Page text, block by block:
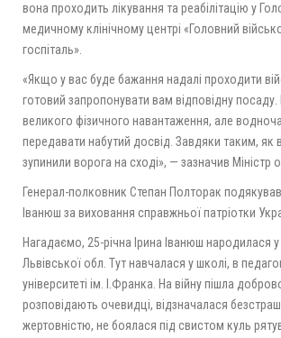
вона проходить лікування та реабілітацію у
медичному клінічному центрі «Головний
госпіталь».
«Якщо у вас буде бажання надалі проходити
готовий запропонувати вам відповідну посаду.
великого фізичного навантаження, але
передавати набутий досвід. Завдяки таким, як
зупинили ворога на сході», — зазначив Міністр
Генерал-полковник Степан Полторак подякував
Іванюш за виховання справжньої патріотки
Нагадаємо, 25-річна Ірина Іванюш народилася
Львівської обл. Тут навчалася у школі, в
університеті ім. І.Франка. На війну пішла
розповідають очевидці, відзначалася
жертовністю, не боялася під свистом куль